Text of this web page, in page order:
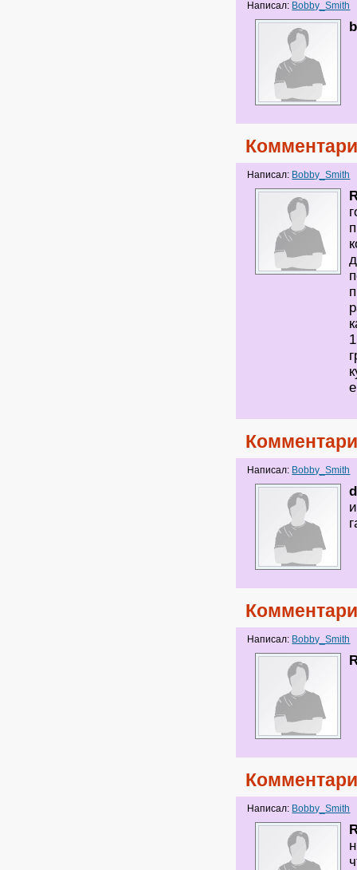
Написал: Bobby_Smith
Написал: Bobby_Smith
Написал: Bobby_Smith
Написал: Bobby_Smith
Написал: Bobby_Smith